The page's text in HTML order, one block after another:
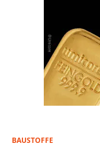
BAUSTOFFE